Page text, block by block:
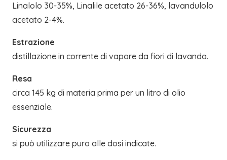
Linalolo 30-35%, Linalile acetato 26-36%, lavandulolo
acetato 2-4%.
Estrazione
distillazione in corrente di vapore da fiori di lavanda.
Resa
circa 145 kg di materia prima per un litro di olio
essenziale.
Sicurezza
si può utilizzare puro alle dosi indicate.